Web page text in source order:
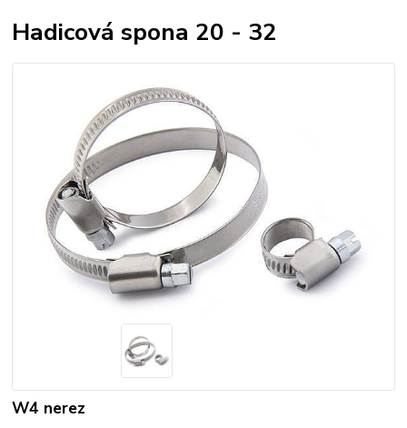
Hadicová spona 20 - 32
W4 nerez